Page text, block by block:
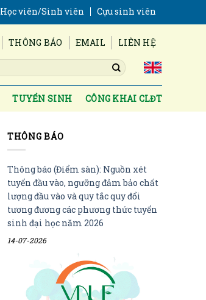
Học viên/Sinh viên Cựu sinh viên
THÔNG BÁO EMAIL LIÊN HỆ
TUYỂN SINH CÔNG KHAI CLĐT
THÔNG BÁO
Thông báo (Điểm sàn): Nguồn xét
tuyển đầu vào, ngưỡng đảm bảo chất
lượng đầu vào và quy tắc quy đổi
tương đương các phương thức tuyển
sinh đại học năm 2026
14-07-2026